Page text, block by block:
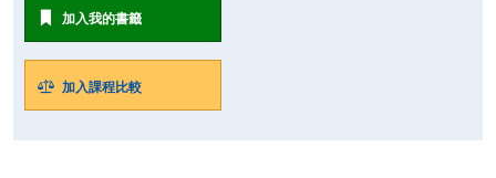
加入我的書籤
加入課程比較